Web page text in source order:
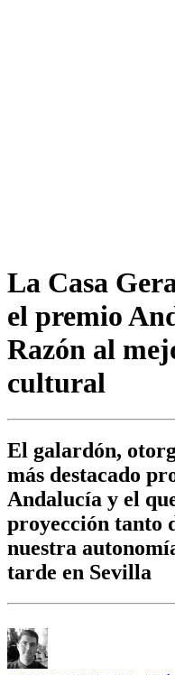
La Casa
el premio
Razón al
cultural
El galardón,
más destacado
Andalucía y el
proyección tanto
nuestra
tarde en Sevilla